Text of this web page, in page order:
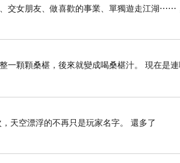
交女朋友、做喜歡的事業、單獨遊走江湖⋯⋯
顆顆桑椹，後來就變成喝桑椹汁。 現在是
天空漂浮的不再只是玩家名字。 還多了